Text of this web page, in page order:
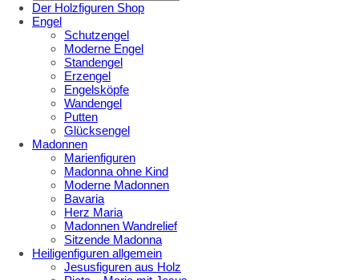
Der Holzfiguren Shop
Engel
Schutzengel
Moderne Engel
Standengel
Erzengel
Engelsköpfe
Wandengel
Putten
Glücksengel
Madonnen
Marienfiguren
Madonna ohne Kind
Moderne Madonnen
Bavaria
Herz Maria
Madonnen Wandrelief
Sitzende Madonna
Heiligenfiguren allgemein
Jesusfiguren aus Holz